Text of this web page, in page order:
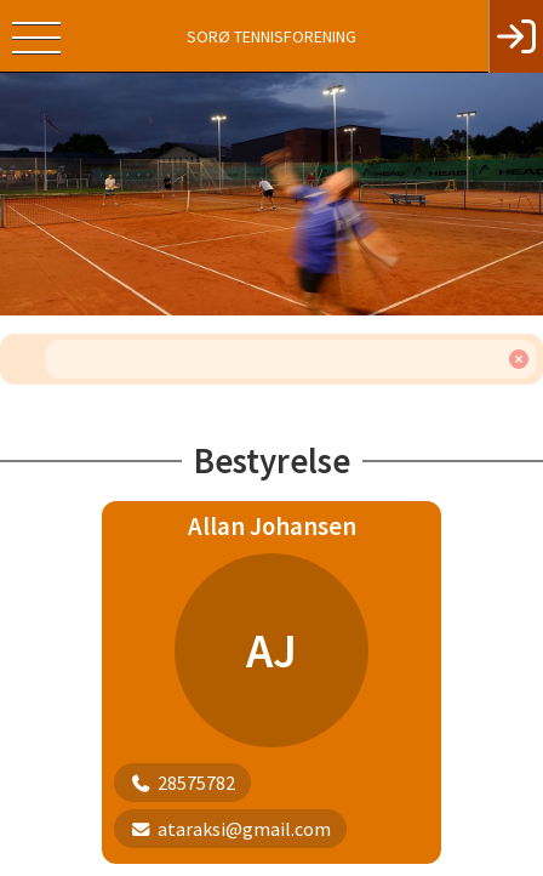
SORØ TENNISFORENING
Bestyrelse
Allan Johansen
AJ
28575782
ataraksi@gmail.com